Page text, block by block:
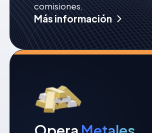
comisiones.
Más información